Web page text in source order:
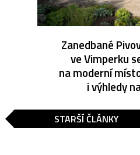
Zanedbané
ve Vimperku
na moderní
i výhledy
STARŠÍ ČLÁNKY